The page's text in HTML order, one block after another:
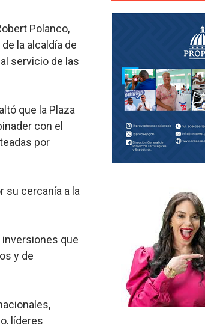
Polanco,
la alcaldía de
servicio de las
que la Plaza
con el
por
su cercanía a la
inversiones que
y de
líderes